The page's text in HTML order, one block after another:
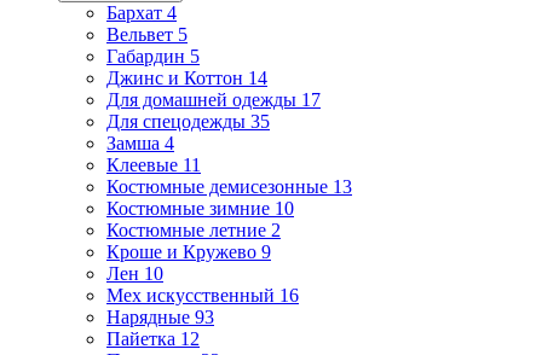
Бархат 4
Вельвет 5
Габардин 5
Джинс и Коттон 14
Для домашней одежды 17
Для спецодежды 35
Замша 4
Клеевые 11
Костюмные демисезонные 13
Костюмные зимние 10
Костюмные летние 2
Кроше и Кружево 9
Лен 10
Мех искусственный 16
Нарядные 93
Пайетка 12